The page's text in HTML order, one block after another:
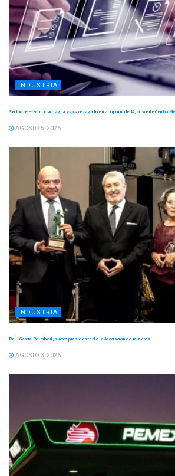
INDUSTRIA
Sector de electricidad, agua y gas rezagado en adopción de IA, advierte Centro
AGOSTO 5, 2026
INDUSTRIA
Raúl García Reimbert, nuevo presidente de la Asociación de mineros
AGOSTO 3, 2026